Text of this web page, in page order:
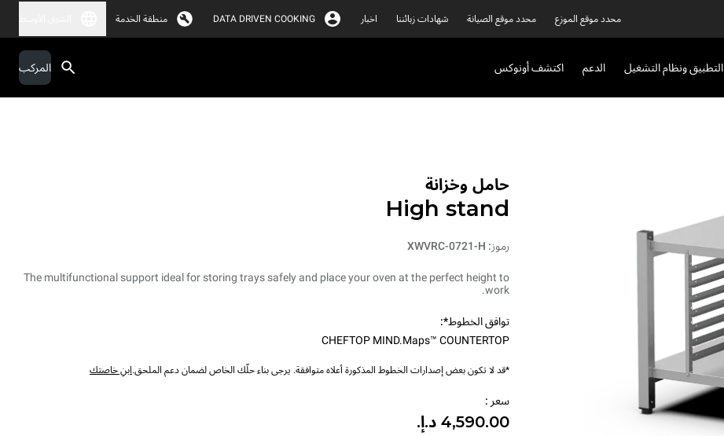
محدد موقع الموزع محدد موقع الصيانة شهادات زبائننا اخبار DATA DRIVEN COOKING منطقة الخدمة
التطبيق ونظام التشغيل الدعم اكتشف أونوكس المركب
حامل وخزانة
High stand
رموز: XWVRC-0721-H
The multifunctional support ideal for storing trays safely and place your oven at the perfect height to
work.
توافق الخطوط*:
CHEFTOP MIND.Maps™ COUNTERTOP
*قد لا تكون بعض إصدارات الخطوط المذكورة أعلاه متوافقة. يرجى بناء حلّك الخاص لضمان دعم الملحق.ابنِ خاصتك
سعر :